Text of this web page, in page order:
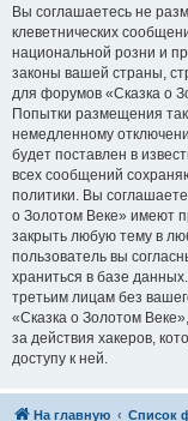
Вы соглашаетесь не
клеветнических
национальной розни и
законы вашей страны,
для форумов «Сказка о
Попытки размещения
немедленному
будет поставлен в
всех сообщений
политики. Вы
о Золотом Веке» имеют
закрыть любую тему в
пользователь вы
храниться в базе
третьим лицам без
«Сказка о Золотом
за действия хакеров,
доступу к ней.
На главную Список